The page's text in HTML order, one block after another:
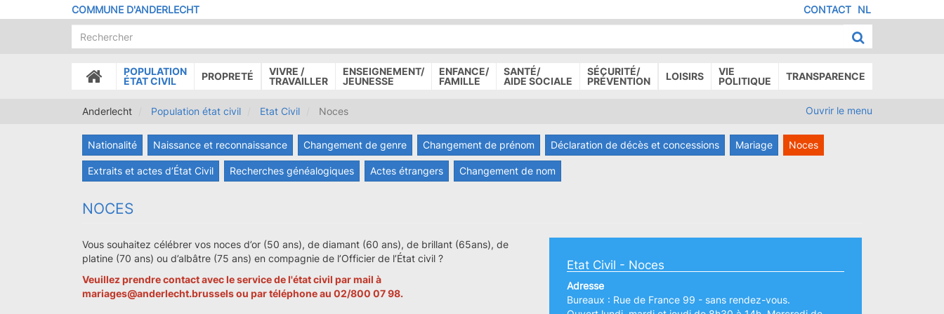
au
COMMUNE D'ANDERLECHT NL
MENU
DE
PAGE
CONTACT
ACCUEIL
POPULATION
ÉTAT CIVIL
PROPRETÉ
VIVRE /
TRAVAILLER
ENSEIGNEMENT/
JEUNESSE
ENFANCE/
FAMILLE
SANTÉ/
AIDE SOCIALE
SÉCURITÉ/
PRÉVENTION
LOISIRS
VIE
POLITIQUE
TRANSPARENCE
Anderlecht Population état civil Etat Civil Noces Ouvrir le menu
Nationalité Naissance et reconnaissance Changement de genre Changement de prénom Déclaration de décès et concessions Mariage Noces
Extraits et actes d’État Civil Recherches généalogiques Actes étrangers Changement de nom
NOCES
Etat Civil - Noces
Adresse
Bureaux : Rue de France 99 - sans rendez-vous.
Vous souhaitez célébrer vos noces d’or (50 ans), de diamant (60 ans), de brillant (65ans), de
platine (70 ans) ou d’albâtre (75 ans) en compagnie de l’Officier de l’État civil ?
Veuillez prendre contact avec le service de l'état civil par mail à
mariages@anderlecht.brussels ou par téléphone au 02/800 07 98.